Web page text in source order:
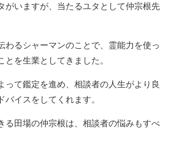
がいますが、当たるユタとして仲宗根先
わるシャーマンのことで、霊能力を使っ
とを生業としてきました。
って鑑定を進め、相談者の人生がより良
バイスをしてくれます。
る田場の仲宗根は、相談者の悩みもすべ